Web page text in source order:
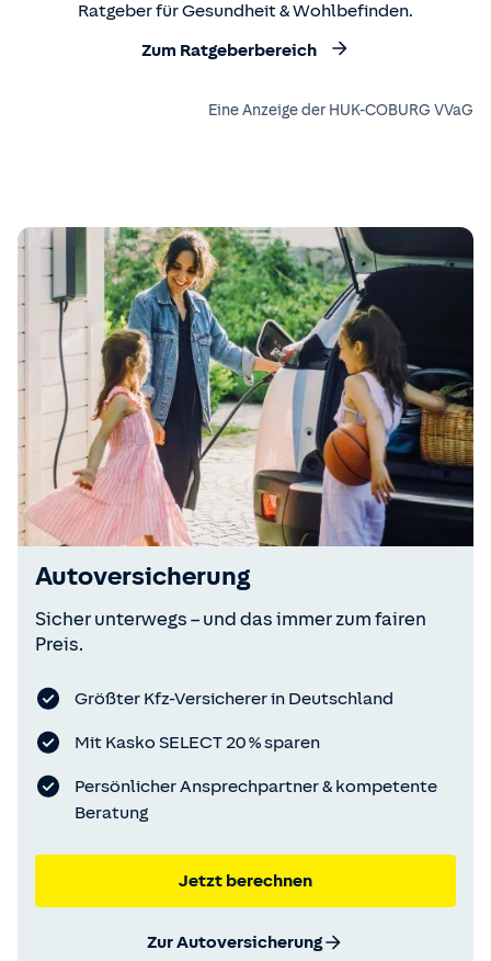
Ratgeber für Gesundheit & Wohlbefinden.
Zum Ratgeberbereich
Eine Anzeige der HUK-COBURG VVaG
Autoversicherung
Sicher unterwegs – und das immer zum fairen
Preis.
Größter Kfz-Versicherer in Deutschland
Mit Kasko SELECT 20 % sparen
Persönlicher Ansprechpartner & kompetente
Beratung
Jetzt berechnen
Zur Autoversicherung